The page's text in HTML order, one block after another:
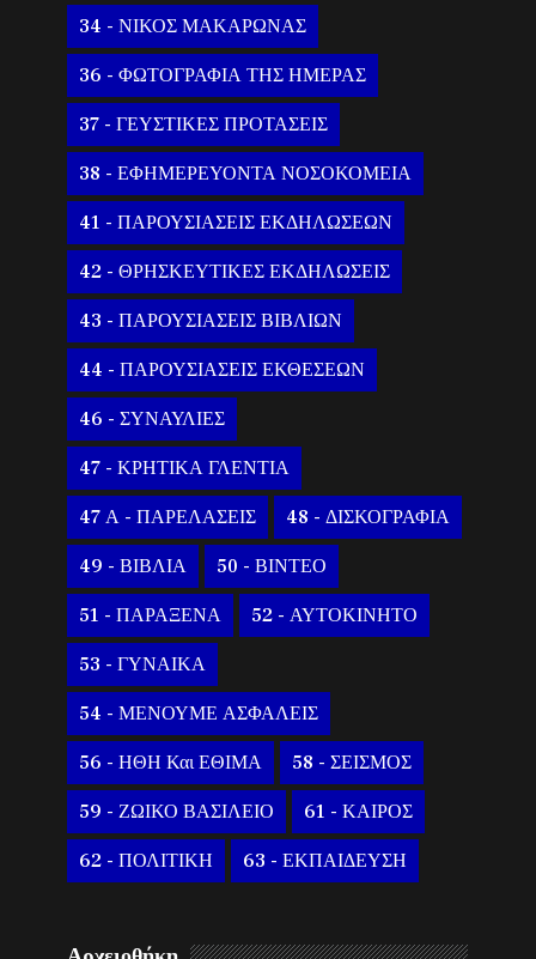
34 - ΝΙΚΟΣ ΜΑΚΑΡΩΝΑΣ
36 - ΦΩΤΟΓΡΑΦΙΑ ΤΗΣ ΗΜΕΡΑΣ
37 - ΓΕΥΣΤΙΚΕΣ ΠΡΟΤΑΣΕΙΣ
38 - ΕΦΗΜΕΡΕΥΟΝΤΑ ΝΟΣΟΚΟΜΕΙΑ
41 - ΠΑΡΟΥΣΙΑΣΕΙΣ ΕΚΔΗΛΩΣΕΩΝ
42 - ΘΡΗΣΚΕΥΤΙΚΕΣ ΕΚΔΗΛΩΣΕΙΣ
43 - ΠΑΡΟΥΣΙΑΣΕΙΣ ΒΙΒΛΙΩΝ
44 - ΠΑΡΟΥΣΙΑΣΕΙΣ ΕΚΘΕΣΕΩΝ
46 - ΣΥΝΑΥΛΙΕΣ
47 - ΚΡΗΤΙΚΑ ΓΛΕΝΤΙΑ
47 Α - ΠΑΡΕΛΑΣΕΙΣ 48 - ΔΙΣΚΟΓΡΑΦΙΑ
49 - ΒΙΒΛΙΑ 50 - ΒΙΝΤΕΟ
51 - ΠΑΡΑΞΕΝΑ 52 - ΑΥΤΟΚΙΝΗΤΟ
53 - ΓΥΝΑΙΚΑ
54 - ΜΕΝΟΥΜΕ ΑΣΦΑΛΕΙΣ
56 - ΗΘΗ Και ΕΘΙΜΑ 58 - ΣΕΙΣΜΟΣ
59 - ΖΩΙΚΟ ΒΑΣΙΛΕΙΟ 61 - ΚΑΙΡΟΣ
62 - ΠΟΛΙΤΙΚΗ 63 - ΕΚΠΑΙΔΕΥΣΗ